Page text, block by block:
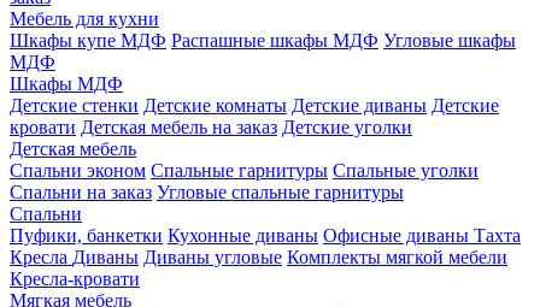
Мебель для кухни
Шкафы купе МДФ Распашные шкафы МДФ Угловые шкафы
МДФ
Шкафы МДФ
Детские стенки Детские комнаты Детские диваны Детские
кровати Детская мебель на заказ Детские уголки
Детская мебель
Спальни эконом Спальные гарнитуры Спальные уголки
Спальни на заказ Угловые спальные гарнитуры
Спальни
Пуфики, банкетки Кухонные диваны Офисные диваны Тахта
Кресла Диваны Диваны угловые Комплекты мягкой мебели
Кресла-кровати
Мягкая мебель